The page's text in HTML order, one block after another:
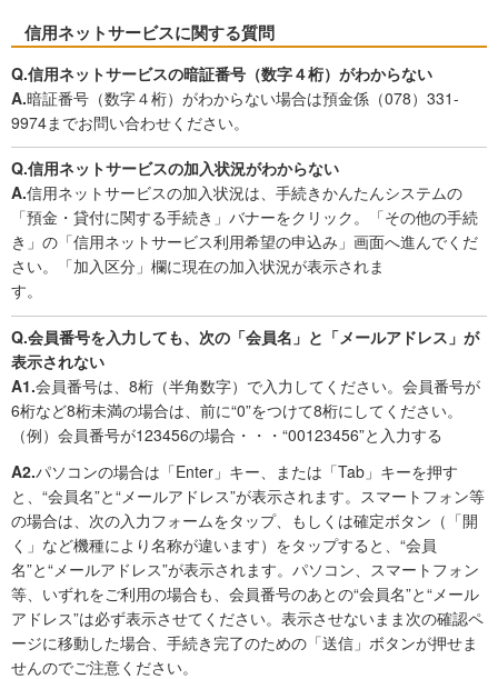
信用ネットサービスに関する質問
Q.信用ネットサービスの暗証番号（数字４桁）がわからない
A.暗証番号（数字４桁）がわからない場合は預金係（078）331-
9974までお問い合わせください。
Q.信用ネットサービスの加入状況がわからない
A.信用ネットサービスの加入状況は、手続きかんたんシステムの
「預金・貸付に関する手続き」バナーをクリック。「その他の手続
き」の「信用ネットサービス利用希望の申込み」画面へ進んでくだ
さい。「加入区分」欄に現在の加入状況が表示されま
す。
Q.会員番号を入力しても、次の「会員名」と「メールアドレス」が
表示されない
A1.会員番号は、8桁（半角数字）で入力してください。会員番号が
6桁など8桁未満の場合は、前に“0”をつけて8桁にしてください。
（例）会員番号が123456の場合・・・“00123456”と入力する
A2.パソコンの場合は「Enter」キー、または「Tab」キーを押す
と、“会員名”と“メールアドレス”が表示されます。スマートフォン等
の場合は、次の入力フォームをタップ、もしくは確定ボタン（「開
く」など機種により名称が違います）をタップすると、“会員
名”と“メールアドレス”が表示されます。パソコン、スマートフォン
等、いずれをご利用の場合も、会員番号のあとの“会員名”と“メール
アドレス”は必ず表示させてください。表示させないまま次の確認ペ
ージに移動した場合、手続き完了のための「送信」ボタンが押せま
せんのでご注意ください。